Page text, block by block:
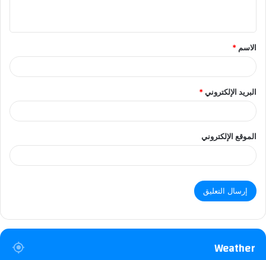
ق
الاسم *
البريد الإلكتروني*
الموقع الإلكتروني
Weather